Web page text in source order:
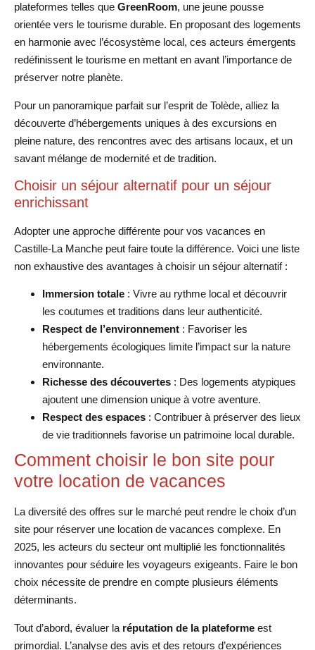
plateformes telles que GreenRoom, une jeune pousse
orientée vers le tourisme durable. En proposant des logements
en harmonie avec l’écosystème local, ces acteurs émergents
redéfinissent le tourisme en mettant en avant l’importance de
préserver notre planète.
Pour un panoramique parfait sur l’esprit de Tolède, alliez la
découverte d’hébergements uniques à des excursions en
pleine nature, des rencontres avec des artisans locaux, et un
savant mélange de modernité et de tradition.
Choisir un séjour alternatif pour un séjour
enrichissant
Adopter une approche différente pour vos vacances en
Castille-La Manche peut faire toute la différence. Voici une liste
non exhaustive des avantages à choisir un séjour alternatif :
Immersion totale : Vivre au rythme local et découvrir
les coutumes et traditions dans leur authenticité.
Respect de l’environnement : Favoriser les
hébergements écologiques limite l’impact sur la nature
environnante.
Richesse des découvertes : Des logements atypiques
ajoutent une dimension unique à votre aventure.
Respect des espaces : Contribuer à préserver des lieux
de vie traditionnels favorise un patrimoine local durable.
Comment choisir le bon site pour
votre location de vacances
La diversité des offres sur le marché peut rendre le choix d’un
site pour réserver une location de vacances complexe. En
2025, les acteurs du secteur ont multiplié les fonctionnalités
innovantes pour séduire les voyageurs exigeants. Faire le bon
choix nécessite de prendre en compte plusieurs éléments
déterminants.
Tout d’abord, évaluer la réputation de la plateforme est
primordial. L’analyse des avis et des retours d’expériences